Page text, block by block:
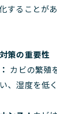
することが
策の重要性
カビの繁殖
、湿度を低